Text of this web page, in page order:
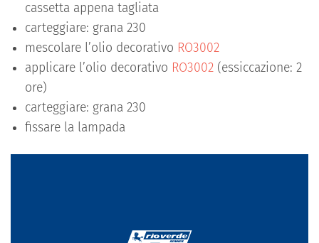
cassetta appena tagliata
carteggiare: grana 230
mescolare l’olio decorativo RO3002
applicare l’olio decorativo RO3002 (essiccazione: 2
ore)
carteggiare: grana 230
fissare la lampada